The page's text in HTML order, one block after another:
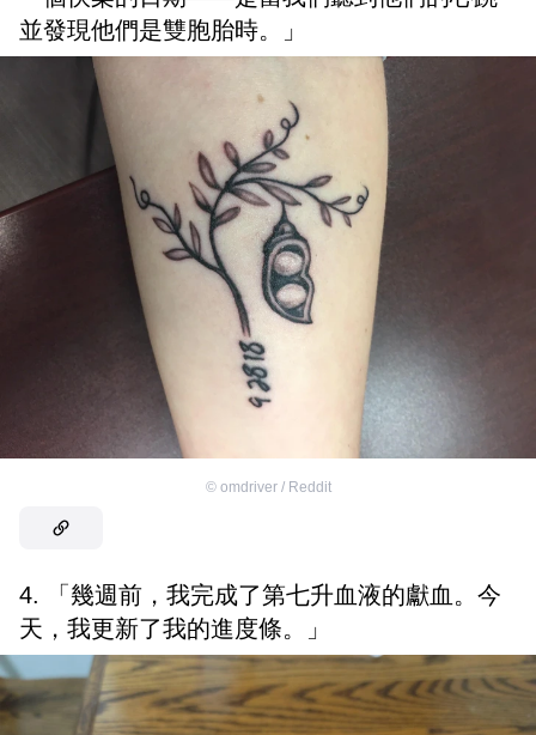
並發現他們是雙胞胎時。」
© omdriver / Reddit
4. 「幾週前，我完成了第七升血液的獻血。今
天，我更新了我的進度條。」